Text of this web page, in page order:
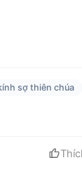
sợ thiên chúa